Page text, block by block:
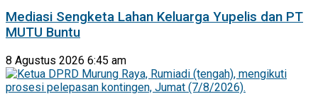
Mediasi Sengketa Lahan Keluarga Yupelis dan PT
MUTU Buntu
8 Agustus 2026 6:45 am